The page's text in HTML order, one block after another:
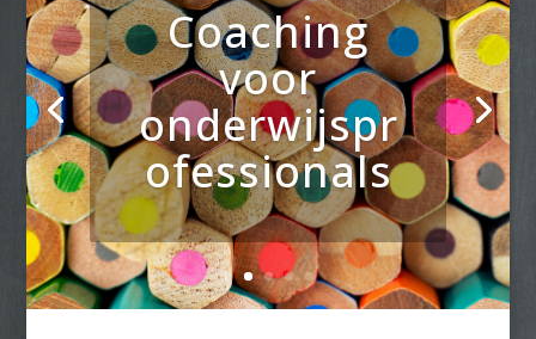
Coaching
voor
onderwijspr
ofessionals